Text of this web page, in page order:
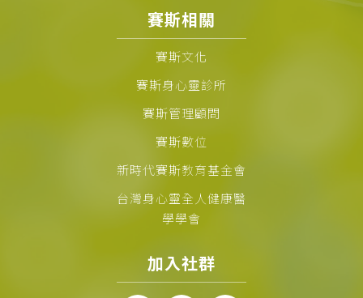
賽斯相關
賽斯文化
賽斯身心靈診所
賽斯管理顧問
賽斯數位
新時代賽斯教育基金會
台灣身心靈全人健康醫
學學會
加入社群